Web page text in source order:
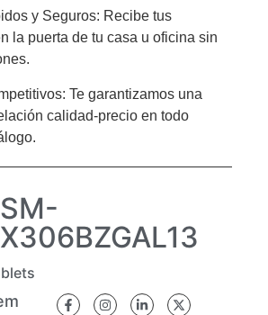
y Seguros: Recibe tus
la puerta de tu casa u oficina sin
Te garantizamos una
calidad-precio en todo
SM-
X306BZGAL13